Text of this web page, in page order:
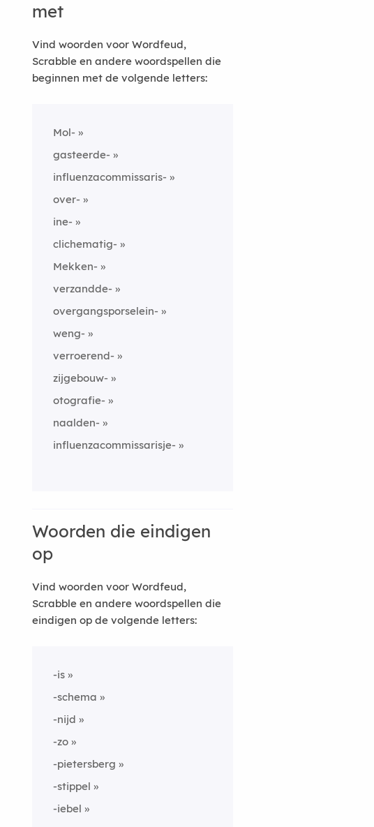
met
Vind woorden voor Wordfeud,
Scrabble en andere woordspellen die
beginnen met de volgende letters:
Mol-
gasteerde-
influenzacommissaris-
over-
ine-
clichematig-
Mekken-
verzandde-
overgangsporselein-
weng-
verroerend-
zijgebouw-
otografie-
naalden-
influenzacommissarisje-
Woorden die eindigen
op
Vind woorden voor Wordfeud,
Scrabble en andere woordspellen die
eindigen op de volgende letters:
-is
-schema
-nijd
-zo
-pietersberg
-stippel
-iebel